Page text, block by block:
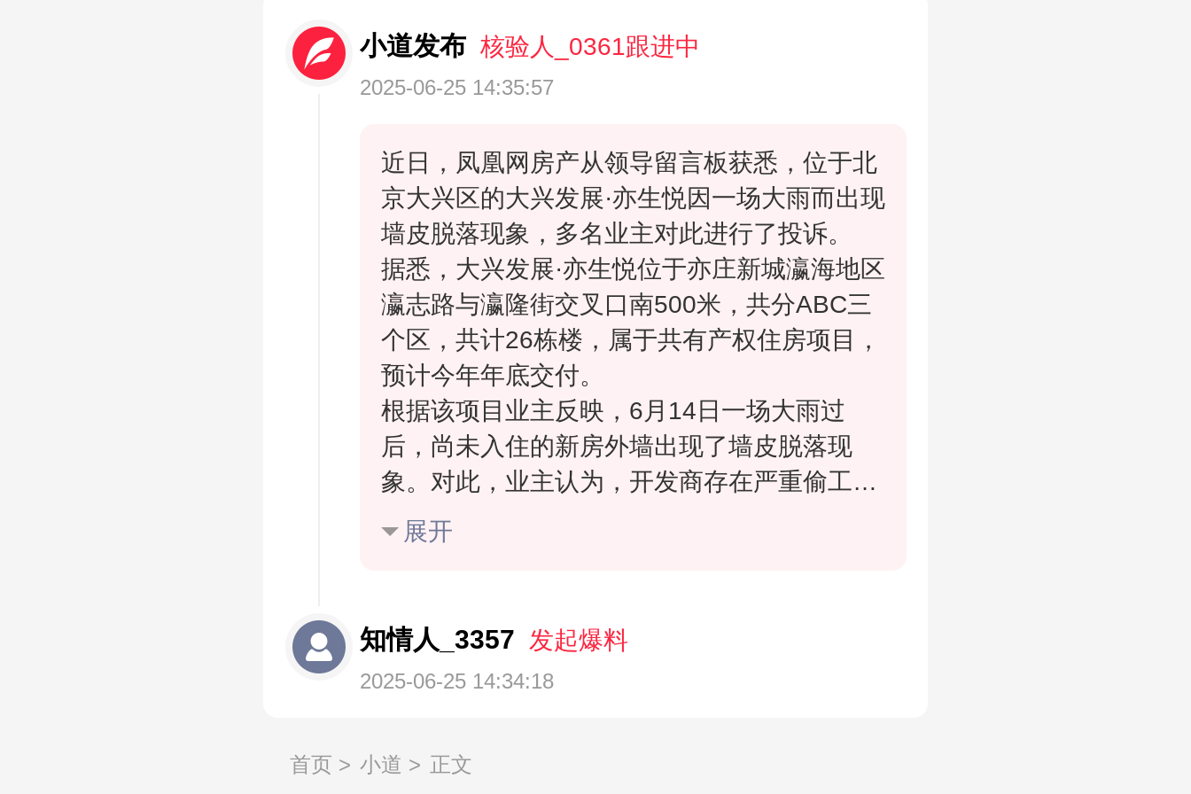
小道发布 核验人_0361跟进中
2025-06-25 14:35:57
近日，凤凰网房产从领导留言板获悉，位于北
京大兴区的大兴发展·亦生悦因一场大雨而出现
墙皮脱落现象，多名业主对此进行了投诉。
据悉，大兴发展·亦生悦位于亦庄新城瀛海地区
瀛志路与瀛隆街交叉口南500米，共分ABC三
个区，共计26栋楼，属于共有产权住房项目，
预计今年年底交付。
根据该项目业主反映，6月14日一场大雨过
后，尚未入住的新房外墙出现了墙皮脱落现
象。对此，业主认为，开发商存在严重偷工减
料行为。
关于业主反映的问题，大兴发展公司回复如
关于外墙真石漆脱落问题，亦生悦项目整个外
墙施工过程中严格按照施工图纸，所用同一品
牌型号真石漆且符合国家标准。
墙皮脱落现象，大兴发展公司已成立外墙专项
展开
知情人_3357 发起爆料
2025-06-25 14:34:18
首页 > 小道 > 正文